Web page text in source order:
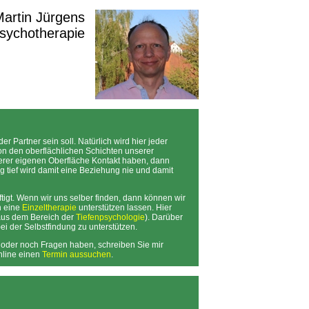
Jürgens
Partner sein soll. Natürlich wird hier jeder
den oberflächlichen Schichten unserer
eigenen Oberfläche Kontakt haben, dann
tief wird damit eine Beziehung nie und damit
Wenn wir uns selber finden, dann können wir
eine Einzeltherapie unterstützen lassen. Hier
dem Bereich der Tiefenpsychologie). Darüber
der Selbstfindung zu unterstützen.
oder noch Fragen haben, schreiben Sie mir
einen Termin aussuchen.